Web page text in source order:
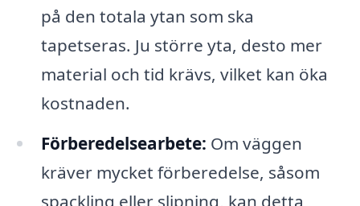
på den totala ytan som ska
tapetseras. Ju större yta, desto mer
material och tid krävs, vilket kan öka
kostnaden.
Förberedelsearbete: Om väggen
kräver mycket förberedelse, såsom
spackling eller slipning, kan detta